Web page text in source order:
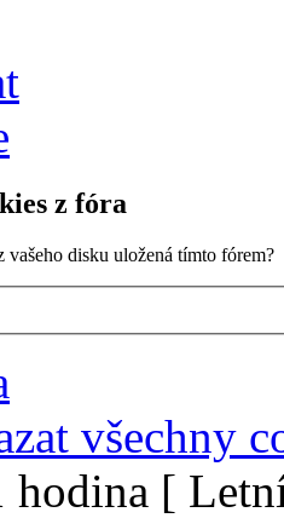
z fóra
vašeho disku uložená tímto fórem?
všechny
[